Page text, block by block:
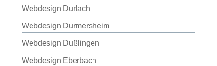
Webdesign Durlach
Webdesign Durmersheim
Webdesign Dußlingen
Webdesign Eberbach